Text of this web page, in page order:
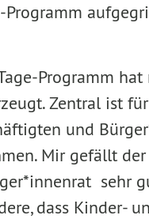
Programm
Programm hat
Zentral ist
und
Mir gefällt der
sehr
dass Kinder-